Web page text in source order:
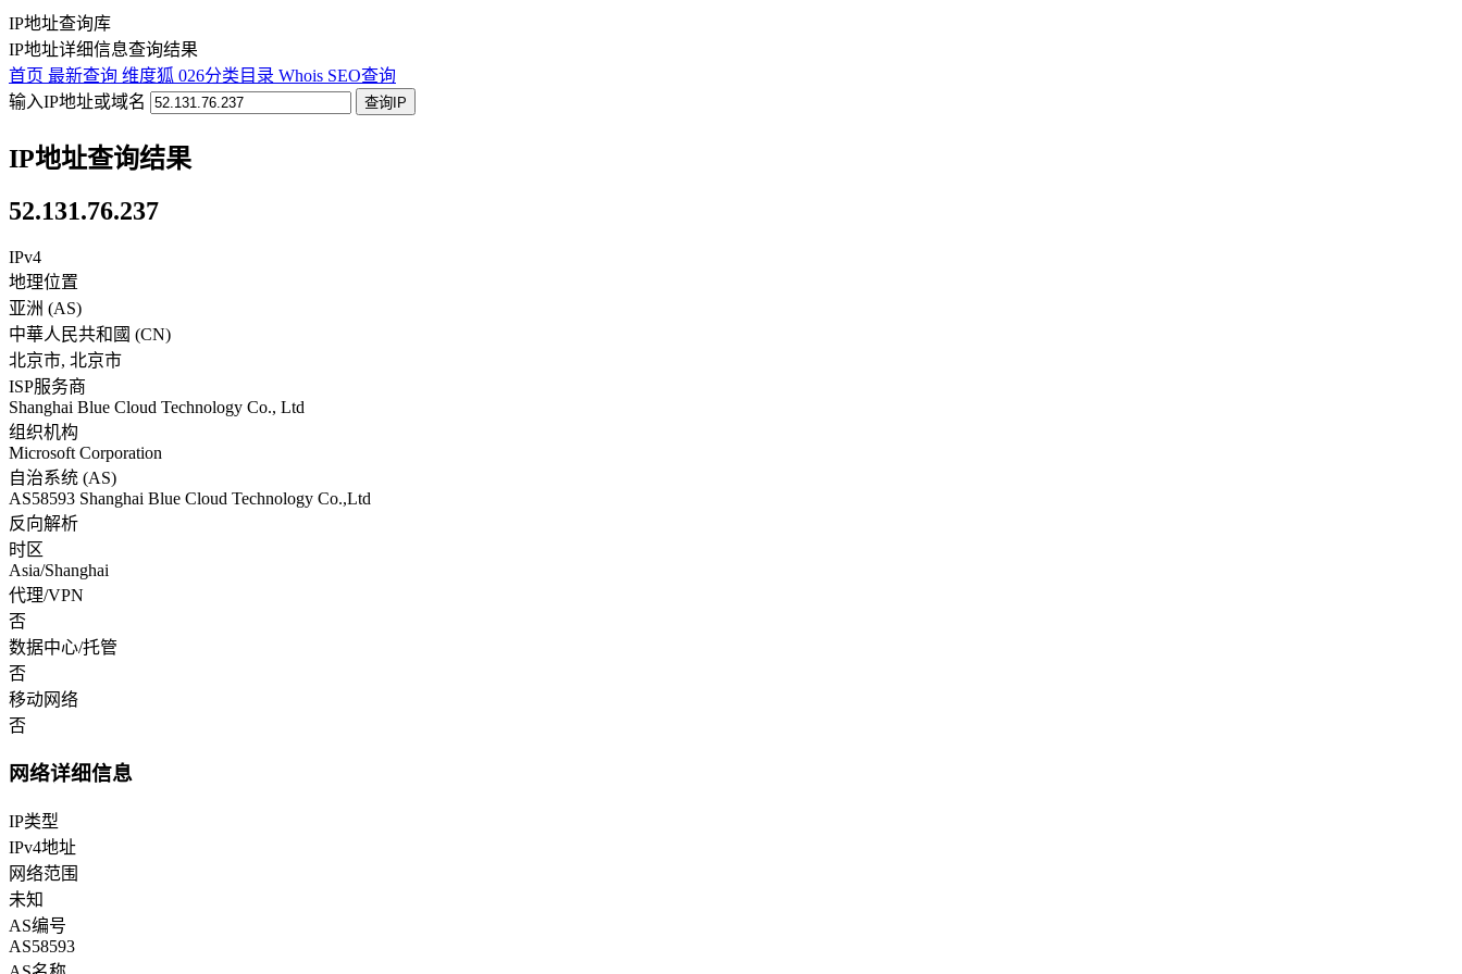
IP地址查询库
IP地址详细信息查询结果
首页 最新查询 维度狐 026分类目录 Whois SEO查询
输入IP地址或域名
查询IP
IP地址查询结果
52.131.76.237
IPv4
地理位置
亚洲 (AS)
中華人民共和國 (CN)
北京市, 北京市
ISP服务商
Shanghai Blue Cloud Technology Co., Ltd
组织机构
Microsoft Corporation
自治系统 (AS)
AS58593 Shanghai Blue Cloud Technology Co.,Ltd
反向解析
时区
Asia/Shanghai
代理/VPN
否
数据中心/托管
否
移动网络
否
网络详细信息
IP类型
IPv4地址
网络范围
未知
AS编号
AS58593